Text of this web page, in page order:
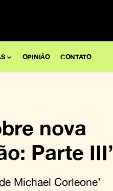
OPINIÃO CONTATO
nova
Parte III’
Michael Corleone’